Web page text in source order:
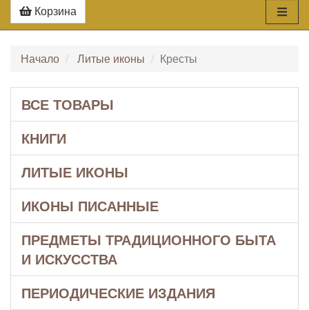
Корзина
Начало Литые иконы Кресты
ВСЕ ТОВАРЫ
КНИГИ
ЛИТЫЕ ИКОНЫ
ИКОНЫ ПИСАННЫЕ
ПРЕДМЕТЫ ТРАДИЦИОННОГО БЫТА
И ИСКУССТВА
ПЕРИОДИЧЕСКИЕ ИЗДАНИЯ